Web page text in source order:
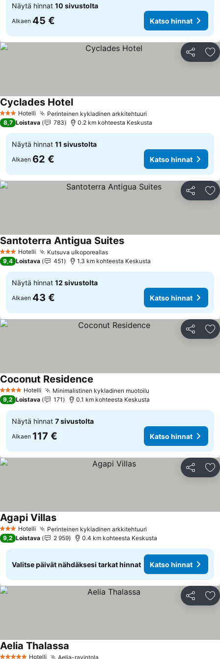
Näytä hinnat 10 sivustolta
Alkaen 45 € Katso hinnat
Jaa
3 Tähtiluokitus
Hotelli Perinteinen kykladinen arkkitehtuuri
Cyclades Hotel
8,7 Loistava 783 0.2 km kohteesta Keskusta
Näytä hinnat 11 sivustolta
Alkaen 62 € Katso hinnat
Jaa
3 Tähtiluokitus
Hotelli Kutsuva ulkoporeallas
Santoterra Antigua Suites
9,4 Loistava 451 1.3 km kohteesta Keskusta
Näytä hinnat 12 sivustolta
Alkaen 43 € Katso hinnat
Jaa
4 Tähtiluokitus
Hotelli Minimalistinen kykladinen muotoilu
Coconut Residence
9,2 Loistava 171 0.1 km kohteesta Keskusta
Näytä hinnat 7 sivustolta
Alkaen 117 € Katso hinnat
Jaa
3 Tähtiluokitus
Hotelli Perinteinen kykladinen arkkitehtuuri
Agapi Villas
9,2 Loistava 2 959 0.4 km kohteesta Keskusta
Valitse päivät nähdäksesi tarkat hinnat Katso hinnat
Jaa
Hotelli Aelia-ravintola
Aelia Thalassa